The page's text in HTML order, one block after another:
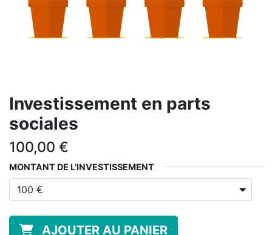
Investissement en parts
sociales
100,00 €
MONTANT DE L'INVESTISSEMENT
AJOUTER AU PANIER